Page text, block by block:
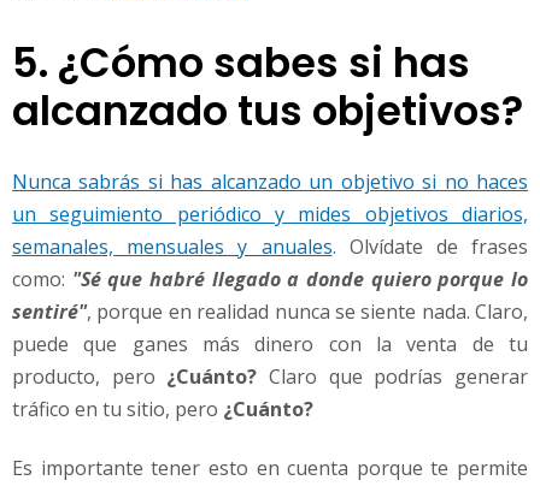
5. ¿Cómo sabes si has
alcanzado tus objetivos?
Nunca sabrás si has alcanzado un objetivo si no haces
un seguimiento periódico y mides objetivos diarios,
semanales, mensuales y anuales. Olvídate de frases
como: "Sé que habré llegado a donde quiero porque lo
sentiré", porque en realidad nunca se siente nada. Claro,
puede que ganes más dinero con la venta de tu
producto, pero ¿Cuánto? Claro que podrías generar
tráfico en tu sitio, pero ¿Cuánto?
Es importante tener esto en cuenta porque te permite